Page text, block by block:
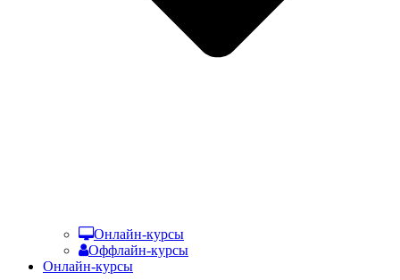
Онлайн-курсы
Оффлайн-курсы
Онлайн-курсы